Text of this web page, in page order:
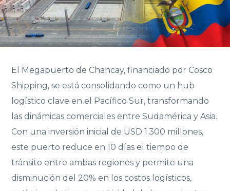
El Megapuerto de Chancay, financiado por Cosco
Shipping, se está consolidando como un hub
logístico clave en el Pacífico Sur, transformando
las dinámicas comerciales entre Sudamérica y Asia.
Con una inversión inicial de USD 1.300 millones,
este puerto reduce en 10 días el tiempo de
tránsito entre ambas regiones y permite una
disminución del 20% en los costos logísticos,